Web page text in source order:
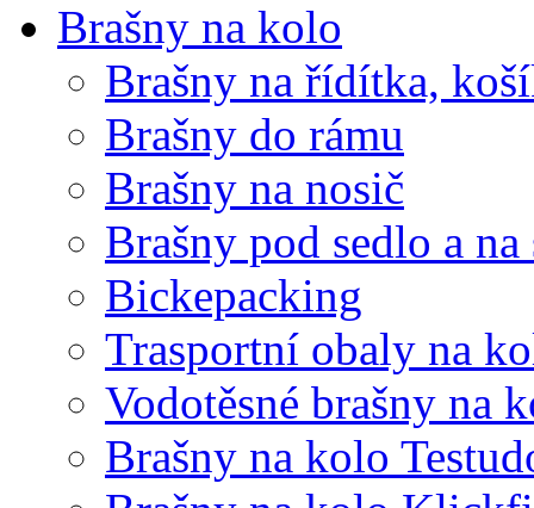
Brašny na kolo
Brašny na řídítka,
Brašny do rámu
Brašny na nosič
Brašny pod sedlo a
Bickepacking
Trasportní obaly na
Vodotěsné brašny na
Brašny na kolo